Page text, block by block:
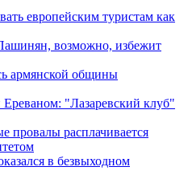
европейским туристам как
возможно, избежит
армянской общины
"Лазаревский клуб"
провалы расплачивается
в безвыходном